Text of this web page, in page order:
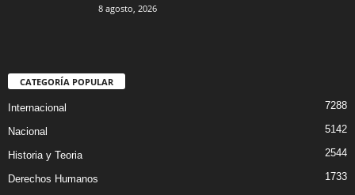
8 agosto, 2026
CATEGORÍA POPULAR
Internacional 7288
Nacional 5142
Historia y Teoria 2544
Derechos Humanos 1733